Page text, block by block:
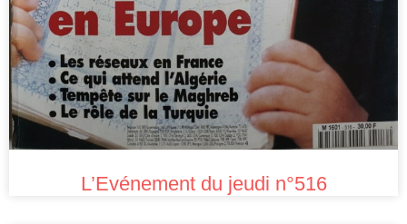
L’Evénement du jeudi n°516